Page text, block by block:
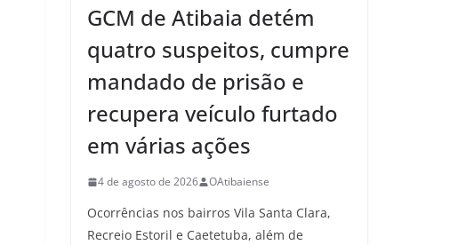
GCM de Atibaia detém
quatro suspeitos, cumpre
mandado de prisão e
recupera veículo furtado
em várias ações
4 de agosto de 2026 OAtibaiense
Ocorrências nos bairros Vila Santa Clara,
Recreio Estoril e Caetetuba, além de